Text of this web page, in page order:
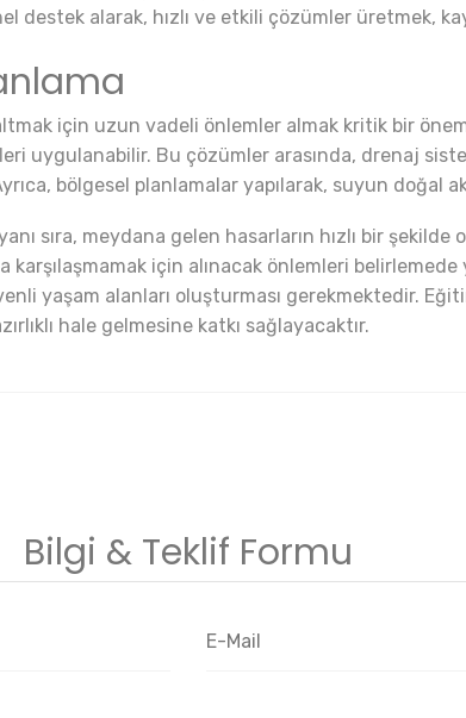
alarak, hızlı ve etkili çözümler üretmek,
için uzun vadeli önlemler almak kritik bir
uygulanabilir. Bu çözümler arasında, drenaj
bölgesel planlamalar yapılarak, suyun doğal
sıra, meydana gelen hasarların hızlı bir şekilde
için alınacak önlemleri belirlemede
yaşam alanları oluşturması gerekmektedir.
hale gelmesine katkı sağlayacaktır.
Bilgi & Teklif Formu